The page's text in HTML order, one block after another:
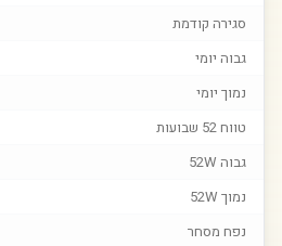
סגירה קודמת
גבוה יומי
נמוך יומי
טווח 52 שבועות
גבוה 52W
נמוך 52W
נפח מסחר